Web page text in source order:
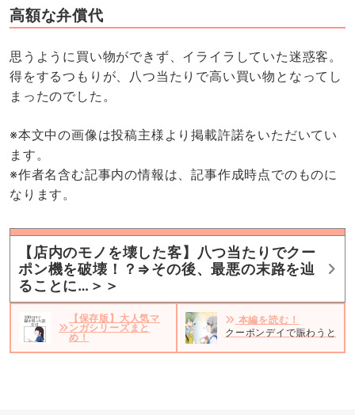
高額な弁償代
思うように買い物ができず、イライラしていた迷惑客。
得をするつもりが、八つ当たりで高い買い物となってし
まったのでした。
※本文中の画像は投稿主様より掲載許諾をいただいてい
ます。
※作者名含む記事内の情報は、記事作成時点でのものに
なります。
【店内のモノを壊した客】八つ当たりでクー
ポン機を破壊！？⇒その後、最悪の末路を辿
ることに…＞＞
【保存版】大人気マ
ンガシリーズまと
め！
本編を読む！
クーポンデイで賑わうとあ